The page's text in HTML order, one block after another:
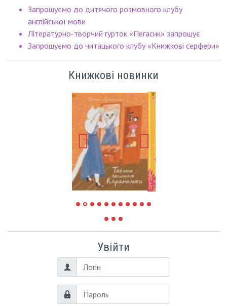
Запрошуємо до дитячого розмовного клубу
англійської мови
Літературно-творчий гурток «Пегасик» запрошує
Запрошуємо до читацького клубу «Книжкові серфери»
Книжкові новинки
Увійти
Логін
Пароль